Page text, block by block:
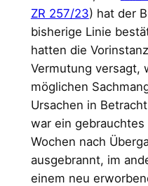
ZR 257/23) hat der
bisherige Linie
hatten die
Vermutung versagt,
möglichen
Ursachen in
war ein
Wochen nach
ausgebrannt, im
einem neu